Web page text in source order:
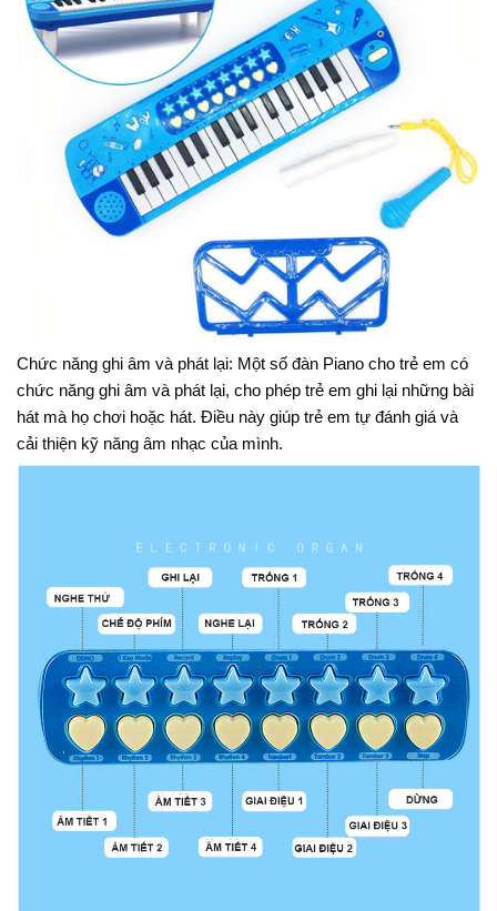
Chức năng ghi âm và phát lại: Một số đàn Piano cho trẻ em có
chức năng ghi âm và phát lại, cho phép trẻ em ghi lại những bài
hát mà họ chơi hoặc hát. Điều này giúp trẻ em tự đánh giá và
cải thiện kỹ năng âm nhạc của mình.